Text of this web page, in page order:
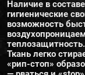
Наличие в
гигиенические
возможность
теплозащитность.
Ткань легко
«рип-стоп»